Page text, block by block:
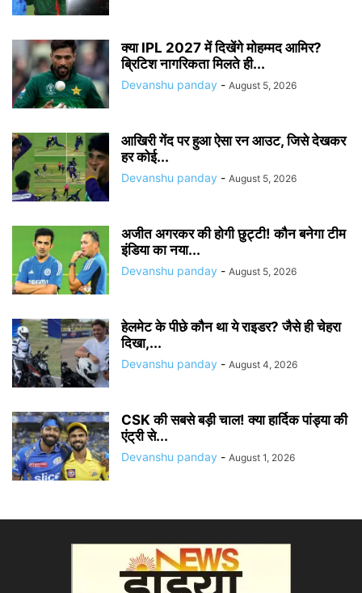
क्या IPL 2027 में दिखेंगे मोहम्मद आमिर?
ब्रिटिश नागरिकता मिलते ही...
Devanshu panday - August 5, 2026
आखिरी गेंद पर हुआ ऐसा रन आउट, जिसे देखकर
हर कोई...
Devanshu panday - August 5, 2026
अजीत अगरकर की होगी छुट्टी! कौन बनेगा टीम
इंडिया का नया...
Devanshu panday - August 5, 2026
हेलमेट के पीछे कौन था ये राइडर? जैसे ही चेहरा
दिखा,...
Devanshu panday - August 4, 2026
CSK की सबसे बड़ी चाल! क्या हार्दिक पांड्या की
एंट्री से...
Devanshu panday - August 1, 2026